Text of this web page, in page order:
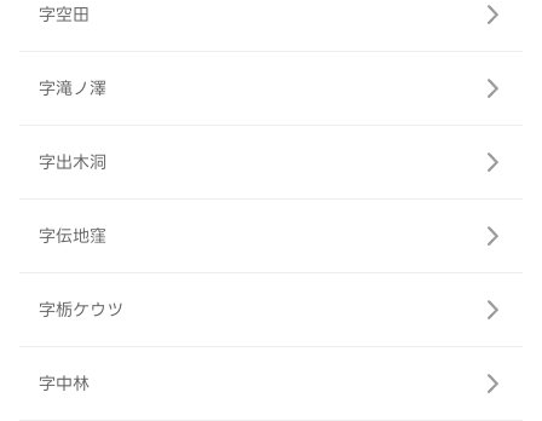
字空田
字滝ノ澤
字出木洞
字伝地窪
字栃ケウツ
字中林